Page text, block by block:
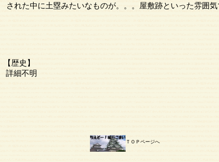
【歴史】
ＴＯＰページへ
された中に土塁みたいなものが。。。屋敷跡といった雰囲
詳細不明